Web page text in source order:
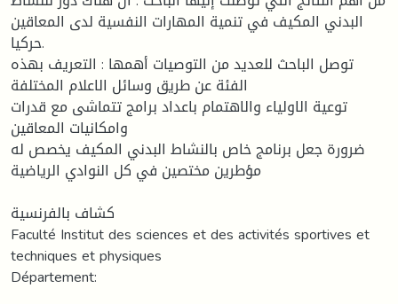
البدني المكيف في تنمية المهارات النفسية لدى المعاقين
حركيا.
توصل الباحث للعديد من التوصيات أهمها : التعريف بهذه
الفئة عن طريق وسائل الاعلام المختلفة
توعية الاولياء والاهتمام باعداد برامج تتماشى مع قدرات
وامكانيات المعاقين
ضرورة جعل برنامج خاص بالنشاط البدني المكيف يخصص له
مؤطرين مختصين في كل النوادي الرياضية
كشاف بالفرنسية
Faculté Institut des sciences et des activités sportives et
techniques et physiques
Département: